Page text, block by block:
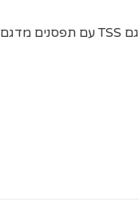
1 קורה 120 ס"מ ו-2 עמודי תמיכה 250 מ"מ גובה מדגם TSS עם תפסנים מדגם